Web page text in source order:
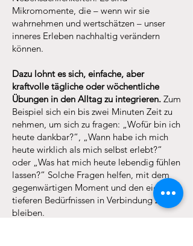
Mikromomente, die – wenn wir sie
wahrnehmen und wertschätzen – unser
inneres Erleben nachhaltig verändern
können.
Dazu lohnt es sich, einfache, aber
kraftvolle tägliche oder wöchentliche
Übungen in den Alltag zu integrieren. Zum
Beispiel sich ein bis zwei Minuten Zeit zu
nehmen, um sich zu fragen: „Wofür bin ich
heute dankbar?“, „Wann habe ich mich
heute wirklich als mich selbst erlebt?“
oder „Was hat mich heute lebendig fühlen
lassen?“ Solche Fragen helfen, mit dem
gegenwärtigen Moment und den eigenen
tieferen Bedürfnissen in Verbindung zu
bleiben.